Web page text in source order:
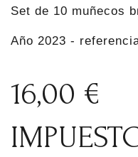
Set de 10 muñecos
Año 2023 -
16,00 €